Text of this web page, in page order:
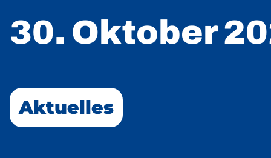
30. Oktober
Aktuelles